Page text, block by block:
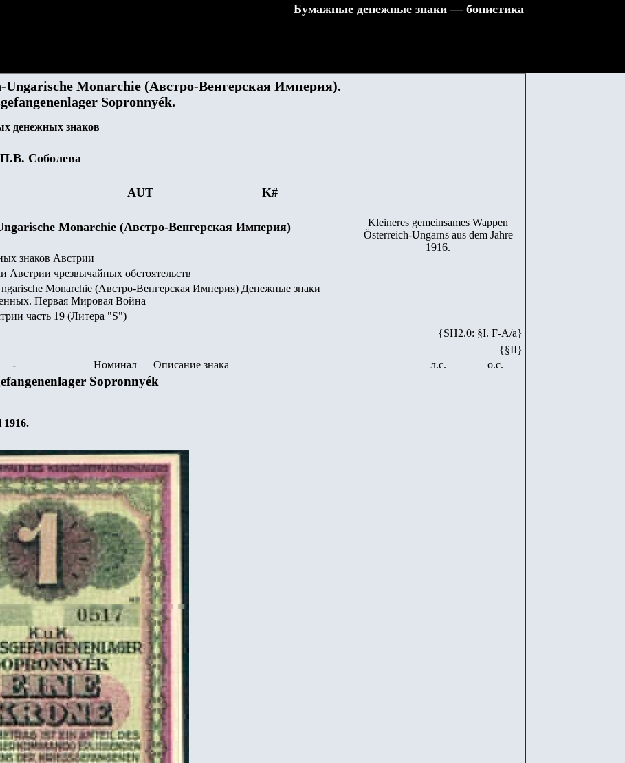
Бумажные денежные знаки — бонистика
Ungarische Monarchie (Австро-Венгерская Империя).
Sopronnyék.
денежных знаков
Соболева
AUT K#
Monarchie (Австро-Венгерская Империя)
знаков Австрии
чрезвычайных обстоятельств
Monarchie (Австро-Венгерская Империя) Денежные знаки
Первая Мировая Война
часть 19 (Литера "S")
Kleineres gemeinsames Wappen
Österreich-Ungarns aus dem Jahre
1916.
{SH2.0: §I. F-А/а}
{§II}
- Номинал — Описание знака л.с. о.с.
Sopronnyék
1916.